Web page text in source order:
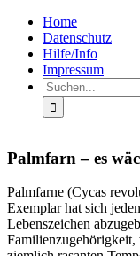
Zum
Inhalt
springen
FacebookHome
Datenschutz
Hilfe/Info
Impressum
Suche
nach:
Palmfarn – es
Palmfarne (Cycas
Exemplar hat sich
Lebenszeichen
Familienzugehörigkeit,